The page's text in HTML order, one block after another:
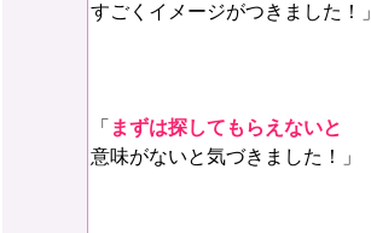
すごくイメージがつきました！」
「 まずは探してもらえないと
意味がないと気づきました！」